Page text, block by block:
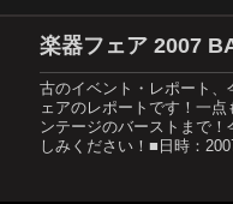
楽器フェア 2007
古のイベント・レポート
ェアのレポートです！一
ンテージのバーストまで
しみください！■日時：